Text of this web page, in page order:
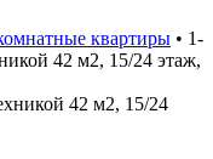
квартиры • 1-
42 м2, 15/24 этаж,
42 м2, 15/24